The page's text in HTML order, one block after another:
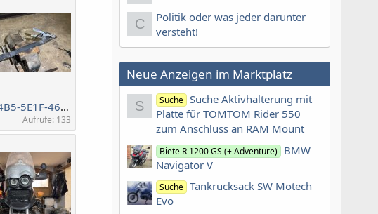
66CA34B5-5E1F-463A-A13F-A487EE344F46.jpeg
Aufrufe: 133
C
Politik oder was jeder darunter
versteht!
Neue Anzeigen im Marktplatz
S Suche Suche Aktivhalterung mit
Platte für TOMTOM Rider 550
zum Anschluss an RAM Mount
Biete R 1200 GS (+ Adventure) BMW
Navigator V
Suche Tankrucksack SW Motech
Evo